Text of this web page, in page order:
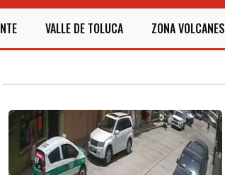
VALLE DE TOLUCA ZONA VOLCANES